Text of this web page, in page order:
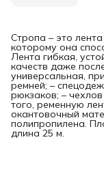
Стропа – это
которому она
Лента гибкая,
качеств даже
универсальная,
ремней; –
рюкзаков; –
того, ременную
окантовочный
полипропилена.
длина 25 м.